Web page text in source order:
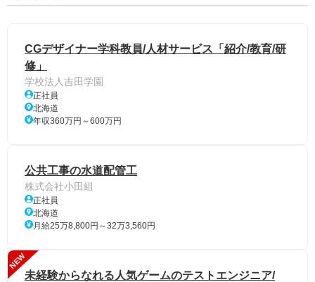
CGデザイナー学科教員/人材サービス「紹介/教育/研
修」
学校法人吉田学園
正社員
北海道
年収360万円～600万円
公共工事の水道配管工
株式会社小田組
正社員
北海道
月給25万8,800円～32万3,560円
NEW
未経験からなれる人気ゲームのテストエンジニア/